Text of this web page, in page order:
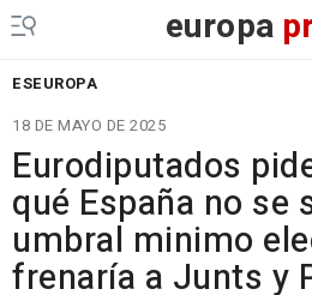
europa
ESEUROPA
18 DE MAYO DE 2025
Eurodiputados
qué España no se
umbral minimo
frenaría a Junts y